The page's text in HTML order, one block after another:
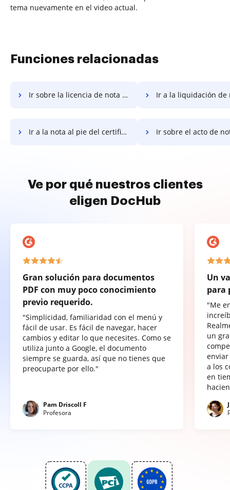
tema nuevamente en el video actual.
Funciones relacionadas
Ir sobre la licencia de nota al pie Ir a la liquidación de
Ir a la nota al pie del certificado Ir sobre el acto de
Ve por qué nuestros clientes
eligen DocHub
Gran solución para documentos
PDF con muy poco conocimiento
previo requerido.
"Simplicidad, familiaridad con el menú y
fácil de usar. Es fácil de navegar, hacer
cambios y editar lo que necesites. Como se
utiliza junto a Google, el documento
siempre se guarda, así que no tienes que
preocuparte por ello."
Pam Driscoll F
Profesora
Un
para
"Me
un
a los
en